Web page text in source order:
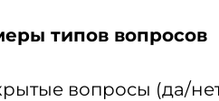
типов вопросов
вопросы (да/